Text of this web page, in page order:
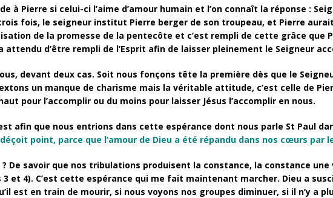
à Pierre si celui-ci l’aime d’amour humain et l’on connaît la réponse :
fois, le seigneur institut Pierre berger de son troupeau, et Pierre
de la promesse de la pentecôte et c’est rempli de cette grâce que
attendu d’être rempli de l’Esprit afin de laisser pleinement le Seigneur
devant deux cas. Soit nous fonçons tête la première dès que le
un manque de charisme mais la véritable attitude, c’est celle de
pour l’accomplir ou du moins pour laisser Jésus l’accomplir en nous.
afin que nous entrions dans cette espérance dont nous parle St Paul
déçoit point, parce que l’amour de Dieu a été répandu dans nos cœurs par
? De savoir que nos tribulations produisent la constance, la constance
3 et 4). C’est cette espérance qui me fait maintenant marcher. Dieu a
est en train de mourir, si nous voyons nos groupes diminuer, si il n’y a